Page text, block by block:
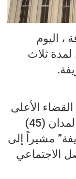
، اليوم
لمدة ثلاث
الأعلى
في بيان له ، أنه “ضبط بحوزة المدان (45)
مشيراً إلى
الاجتماعي